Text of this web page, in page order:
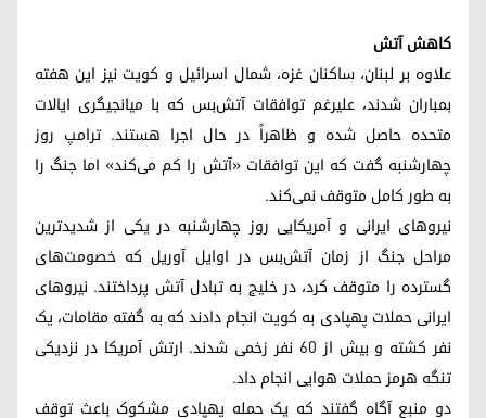
کاهش آتش
علاوه بر لبنان، ساکنان غزه، شمال اسرائیل و کویت نیز این هفته
بمباران شدند، علیرغم توافقات آتش‌بس که با میانجیگری ایالات
متحده حاصل شده و ظاهراً در حال اجرا هستند. ترامپ روز
چهارشنبه گفت که این توافقات «آتش را کم می‌کند» اما جنگ را
به طور کامل متوقف نمی‌کند.
نیروهای ایرانی و آمریکایی روز چهارشنبه در یکی از شدیدترین
مراحل جنگ از زمان آتش‌بس در اوایل آوریل که خصومت‌های
گسترده را متوقف کرد، در خلیج به تبادل آتش پرداختند. نیروهای
ایرانی حملات پهپادی به کویت انجام دادند که به گفته مقامات، یک
نفر کشته و بیش از ۶۰ نفر زخمی شدند. ارتش آمریکا در نزدیکی
تنگه هرمز حملات هوایی انجام داد.
دو منبع آگاه گفتند که یک حمله پهپادی مشکوک باعث توقف